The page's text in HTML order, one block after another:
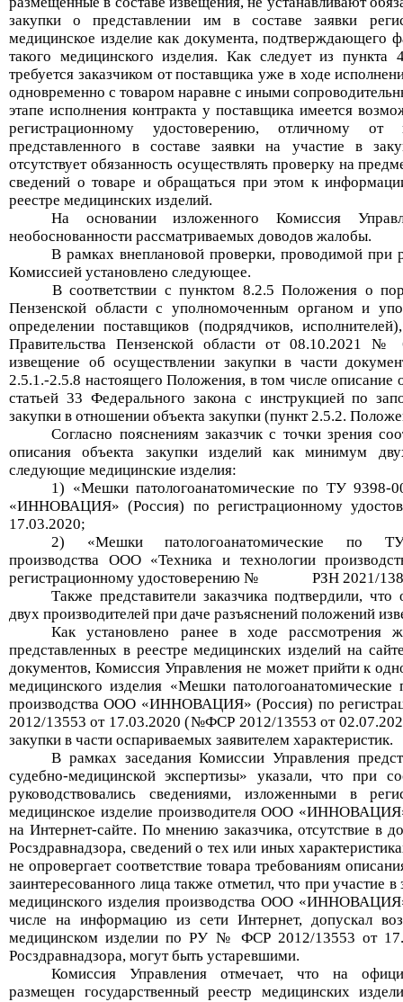
закупки о представлении им всоставе заявки
медицинское изделие как документа,подтверждающего
такого медицинского изделия. Как следует из пункта
требуется заказчиком от поставщика уже в ходе
одновременно с товаром наравне с иными
этапе исполнения контракта у поставщика имеется
регистрационному удостоверению, отличному от
представленного в составе заявки на участие в
отсутствует обязанностьосуществлять проверку на
сведений о товаре и обращаться при этом к
реестре медицинских изделий.
На основании изложенного Комиссия
необоснованности рассматриваемых доводов жалобы.
В рамках внеплановой проверки, проводимой при
Комиссией установлено следующее.
В соответствии с пунктом 8.2.5 Положения о
Пензенской области с уполномоченным органом и
определении поставщиков (подрядчиков,
Правительства Пензенской области от 08.10.2021 №
извещение об осуществлении закупки в части
2.5.1.-2.5.8 настоящего Положения, в том числеописание
статьей 33 Федерального закона с инструкцией по
закупки в отношении объекта закупки (пункт 2.5.2.
Согласно пояснениямзаказчик с точки зрения
описания объекта закупки изделийкак минимум двух
следующие медицинские изделия:
1) «Мешки патологоанатомические по ТУ 9398-
«ИННОВАЦИЯ»(Россия) по регистрационному
17.03.2020;
2) «Мешки патологоанатомические по ТУ
производства ООО «Техника и технологии
регистрационному удостоверению №
РЗН 2021/
Также представители заказчика подтвердили,
двух производителей при даче разъяснений положений
Как установлено ранее в ходе рассмотрения
представленных в реестре медицинских изделий на
документов, Комиссия Управления не может прийти к
медицинского изделия «Мешки
производстваООО «ИННОВАЦИЯ»(Россия) по
2012/13553 от 17.03.2020 (№ФСР 2012/13553 от
закупки в части оспариваемых заявителем характеристик.
В рамках заседания Комиссии Управления
судебно-медицинской экспертизы» указали, что при
руководствовались сведениями, изложенными в
медицинское изделие производителя ООО «
на Интернет-сайте. По мнению заказчика, отсутствие в
Росздравнадзора, сведений о тех или иных
не опровергает соответствие товара требованиям
заинтересованного лица также отметил, что при участие в
медицинского изделия производства ООО «
числе на информацию из сети Интернет,допускал
медицинском изделии по РУ № ФСР 2012/13553 от
Росздравнадзора, могут быть устаревшими.
Комиссия Управления отмечает, что на
размещен государственный реестр медицинских